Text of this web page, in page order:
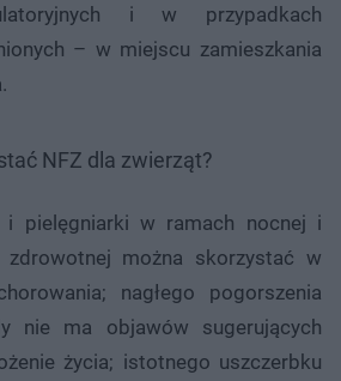
i w przypadkach
– w miejscu zamieszkania
NFZ dla zwierząt?
i pielęgniarki w ramach nocnej i
zdrowotnej można skorzystać w
nagłego pogorszenia
nie ma objawów sugerujących
życia; istotnego uszczerbku